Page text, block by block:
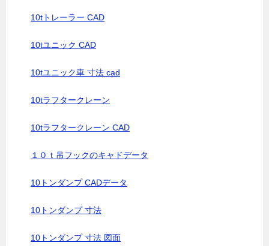
10tトレーラー CAD
10tユニック CAD
10tユニック車 寸法 cad
10tラフタークレーン
10tラフタークレーン CAD
１０ｔ吊フックのキャドデータ
10トンダンプ CADデータ
10トンダンプ 寸法
10トンダンプ 寸法 図面